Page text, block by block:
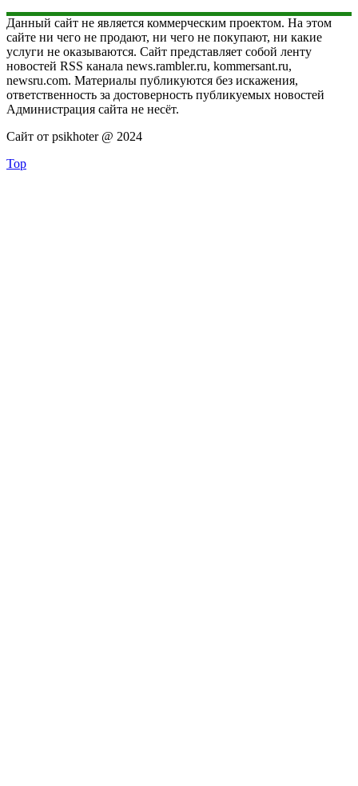
Данный сайт не является коммерческим проектом. На этом
сайте ни чего не продают, ни чего не покупают, ни какие
услуги не оказываются. Сайт представляет собой ленту
новостей RSS канала news.rambler.ru, kommersant.ru,
newsru.com. Материалы публикуются без искажения,
ответственность за достоверность публикуемых новостей
Администрация сайта не несёт.
Сайт от psikhoter @ 2024
Top